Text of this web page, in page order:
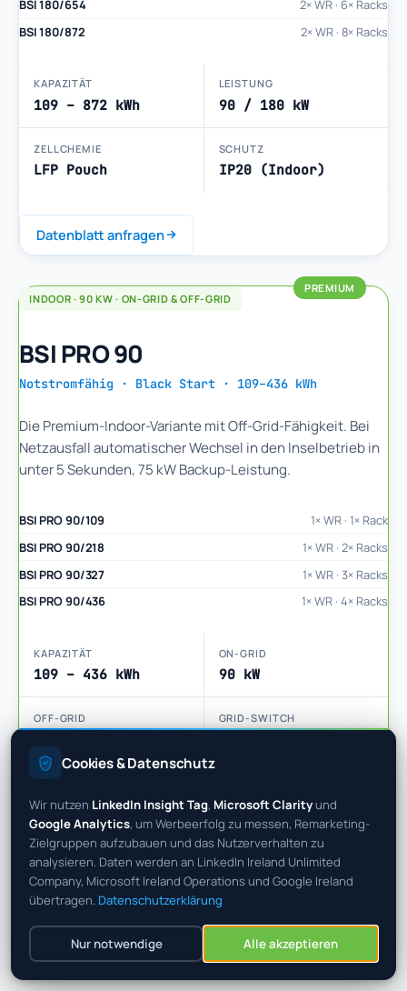
BSI 180/654
2× WR · 6× Racks
BSI 180/872
2× WR · 8× Racks
KAPAZITÄT
109 – 872 kWh
LEISTUNG
90 / 180 kW
ZELLCHEMIE
LFP Pouch
SCHUTZ
IP20 (Indoor)
Datenblatt anfragen
INDOOR · 90 KW · ON-GRID & OFF-GRID
BSI PRO 90
Notstromfähig · Black Start · 109–436 kWh
Die Premium-Indoor-Variante mit Off-Grid-Fähigkeit. Bei
Netzausfall automatischer Wechsel in den Inselbetrieb in
unter 5 Sekunden, 75 kW Backup-Leistung.
BSI PRO 90/109
1× WR · 1× Rack
BSI PRO 90/218
1× WR · 2× Racks
BSI PRO 90/327
1× WR · 3× Racks
BSI PRO 90/436
1× WR · 4× Racks
KAPAZITÄT
109 – 436 kWh
ON-GRID
90 kW
OFF-GRID GRID-SWITCH
Datenblatt anfragen
IM EINSATZ
Cookies & Datenschutz
Wir nutzen LinkedIn Insight Tag, Microsoft Clarityund
Google Analytics, um Werbeerfolg zu messen, Remarketing-
Zielgruppen aufzubauen und das Nutzerverhalten zu
analysieren. Daten werden an LinkedIn Ireland Unlimited
Company, Microsoft Ireland Operations und Google Ireland
übertragen. Datenschutzerklärung
Nur notwendige Alle akzeptieren